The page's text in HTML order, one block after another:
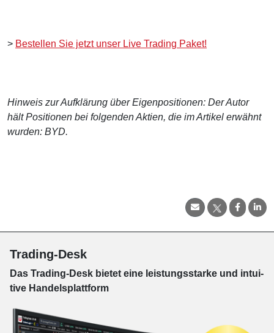
> Bestellen Sie jetzt unser Live Trading Paket!
Hinweis zur Aufklärung über Eigenpositionen: Der Autor
hält Positionen bei folgenden Aktien, die im Artikel erwähnt
wurden: BYD.
Trading-Desk
Das Trading-Desk bie­tet eine leis­tungs­star­ke und in­tui­
tive Han­dels­platt­form